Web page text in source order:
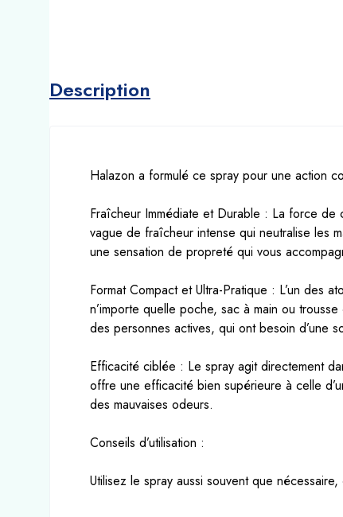
Description
Halazon a formulé ce spray pour une action
Fraîcheur Immédiate et Durable : La force de
vague de fraîcheur intense qui neutralise les
une sensation de propreté qui vous
Format Compact et Ultra-Pratique : L’un des
n’importe quelle poche, sac à main ou
des personnes actives, qui ont besoin d’une
Efficacité ciblée : Le spray agit directement
offre une efficacité bien supérieure à celle
des mauvaises odeurs.
Conseils d’utilisation :
Utilisez le spray aussi souvent que